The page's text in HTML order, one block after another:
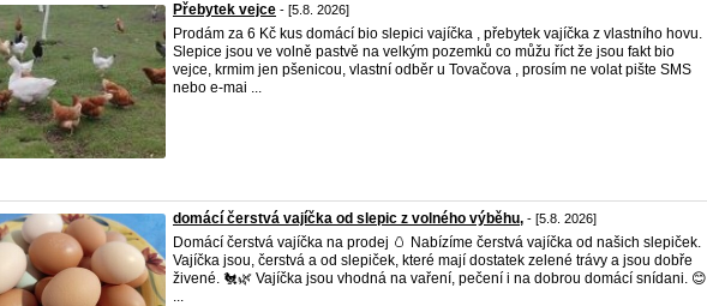
Přebytek vejce - [5.8. 2026]
Prodám za 6 Kč kus domácí bio slepici vajíčka , přebytek vajíčka z vlastního hovu.
Slepice jsou ve volně pastvě na velkým pozemků co můžu říct že jsou fakt bio
vejce, krmim jen pšenicou, vlastní odběr u Tovačova , prosím ne volat pište SMS
nebo e-mai ...
domácí čerstvá vajíčka od slepic z volného výběhu, - [5.8. 2026]
Domácí čerstvá vajíčka na prodej 🥚 Nabízíme čerstvá vajíčka od našich slepiček.
Vajíčka jsou, čerstvá a od slepiček, které mají dostatek zelené trávy a jsou dobře
živené. 🐔🌿 Vajíčka jsou vhodná na vaření, pečení i na dobrou domácí snídani. 😊
...